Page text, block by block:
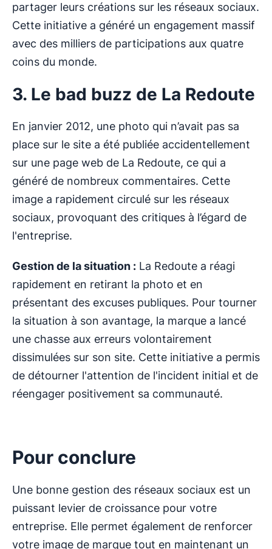
partager leurs créations sur les réseaux sociaux.
Cette initiative a généré un engagement massif
avec des milliers de participations aux quatre
coins du monde.
3. Le bad buzz de La Redoute
En janvier 2012, une photo qui n’avait pas sa
place sur le site a été publiée accidentellement
sur une page web de La Redoute, ce qui a
généré de nombreux commentaires. Cette
image a rapidement circulé sur les réseaux
sociaux, provoquant des critiques à l’égard de
l'entreprise.
Gestion de la situation : La Redoute a réagi
rapidement en retirant la photo et en
présentant des excuses publiques. Pour tourner
la situation à son avantage, la marque a lancé
une chasse aux erreurs volontairement
dissimulées sur son site. Cette initiative a permis
de détourner l'attention de l'incident initial et de
réengager positivement sa communauté.
Pour conclure
Une bonne gestion des réseaux sociaux est un
puissant levier de croissance pour votre
entreprise. Elle permet également de renforcer
votre image de marque tout en maintenant un